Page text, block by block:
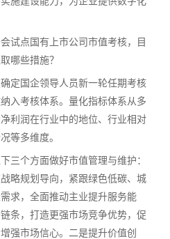
点国有上市公司市值考核，目
哪些措施？
国企领导人员新一轮任期考核
入考核体系。量化指标体系从多
利润在行业中的地位、行业相对
等多维度。
个方面做好市值管理与维护：
略规划导向，紧跟绿色低碳、城
求，全面推动主业提升服务能
条，打造更强市场竞争优势，促
强市场信心。二是提升价值创